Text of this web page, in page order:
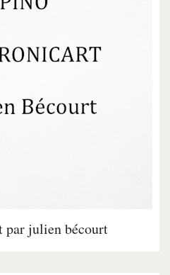
par julien bécourt